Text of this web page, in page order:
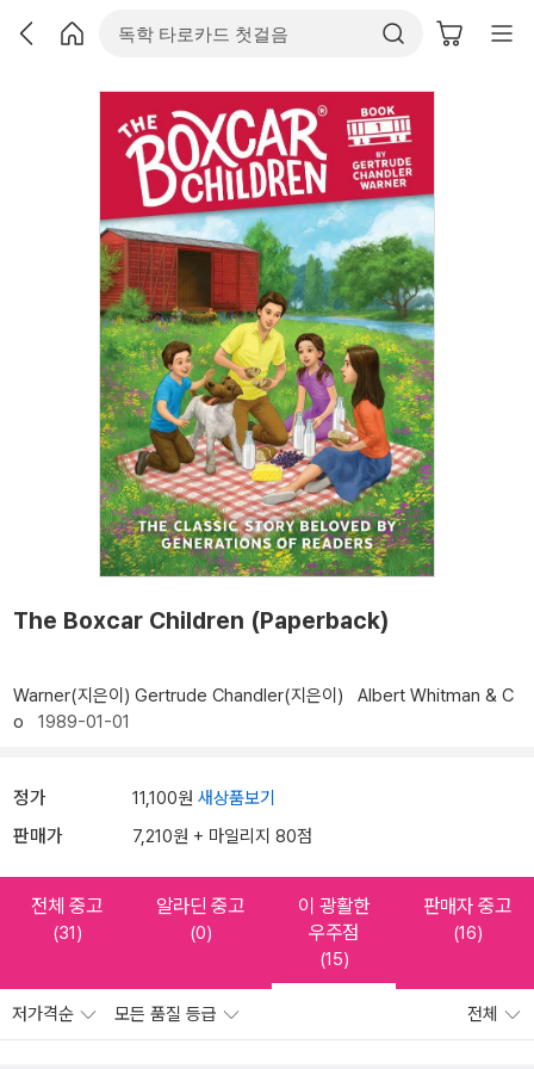
The Boxcar Children (Paperback)
Warner(지은이) Gertrude Chandler(지은이)
Albert Whitman & C
o 1989-01-01
정가 11,100원 새상품보기
판매가 7,210원 + 마일리지 80점
전체 중고
(31)
알라딘 중고
(0)
이 광활한
우주점
(15)
판매자 중고
(16)
저가격순 모든 품질 등급 전체